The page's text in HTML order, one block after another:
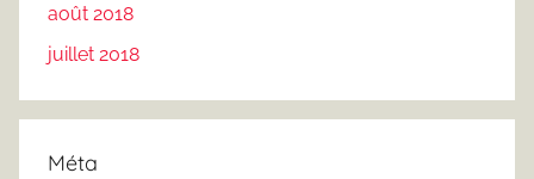
août 2018
juillet 2018
Méta